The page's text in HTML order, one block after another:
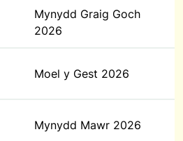
Mynydd Graig Goch
2026
Moel y Gest 2026
Mynydd Mawr 2026